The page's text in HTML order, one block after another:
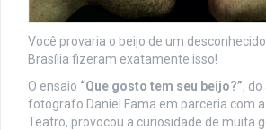
Você provaria o beijo de um
Brasília fizeram exatamente isso!
O ensaio “Que gosto tem seu beijo?”,
fotógrafo Daniel Fama em parceria com a
Teatro, provocou a curiosidade de muita